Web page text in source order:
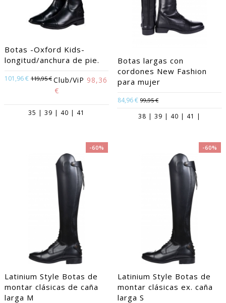
Botas -Oxford Kids-
longitud/anchura de pie.
101,96 € 119,95 € Club/ViP 98,36
€
35 | 39 | 40 | 41
Botas largas con
cordones New Fashion
para mujer
84,96 € 99,95 €
38 | 39 | 40 | 41 |
-60%
Latinium Style Botas de
montar clásicas de caña
larga M
-60%
Latinium Style Botas de
montar clásicas ex. caña
larga S